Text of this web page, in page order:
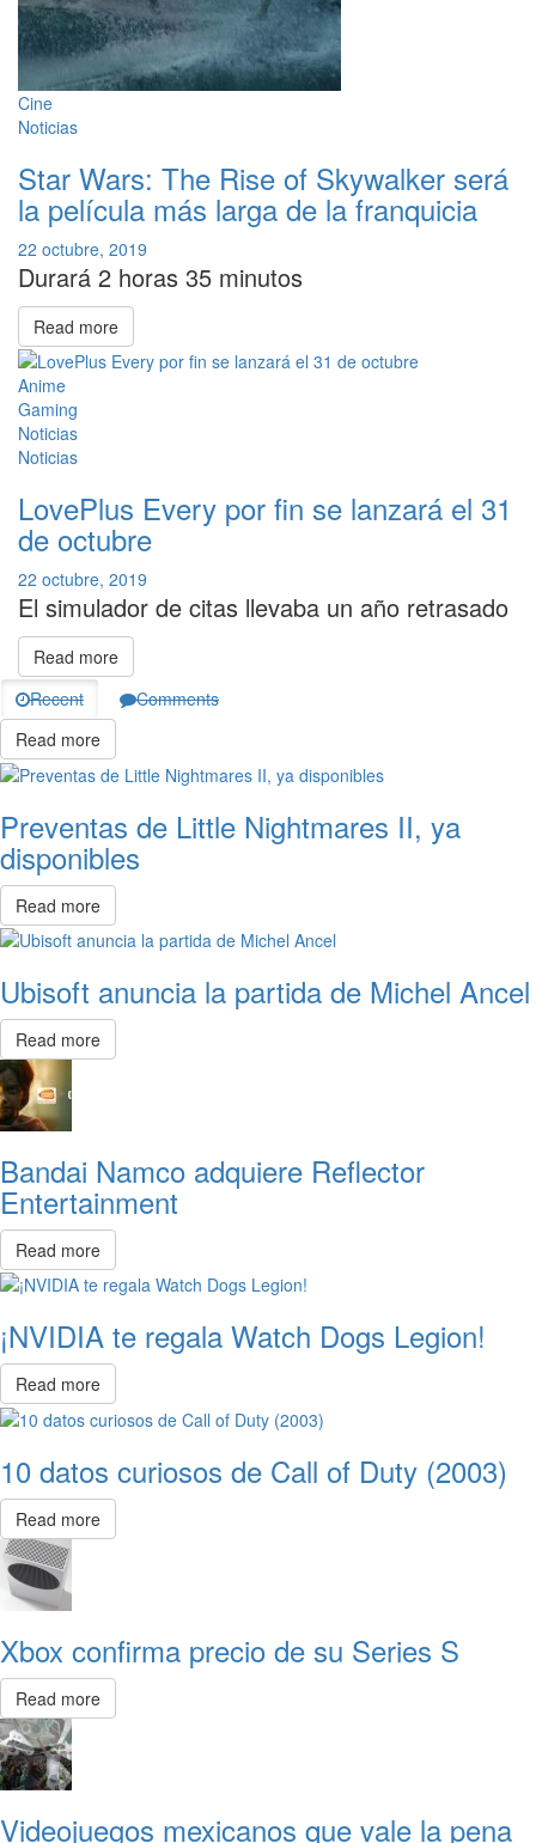
Cine
Noticias
Star Wars: The Rise of Skywalker será
la película más larga de la franquicia
22 octubre, 2019
Durará 2 horas 35 minutos
Read more
Anime
Gaming
Noticias
Noticias
LovePlus Every por fin se lanzará el 31
de octubre
22 octubre, 2019
El simulador de citas llevaba un año retrasado
Read more
Recent
Comments
Read more
Preventas de Little Nightmares II, ya
disponibles
Read more
Ubisoft anuncia la partida de Michel Ancel
Read more
Bandai Namco adquiere Reflector
Entertainment
Read more
¡NVIDIA te regala Watch Dogs Legion!
Read more
10 datos curiosos de Call of Duty (2003)
Read more
Xbox confirma precio de su Series S
Read more
Videojuegos mexicanos que vale la pena